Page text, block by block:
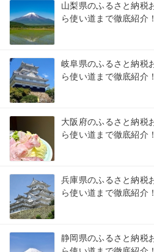
山梨県のふるさと納税
ら使い道まで徹底紹介！
岐阜県のふるさと納税
ら使い道まで徹底紹介！
大阪府のふるさと納税
ら使い道まで徹底紹介！
兵庫県のふるさと納税
ら使い道まで徹底紹介！
静岡県のふるさと納税